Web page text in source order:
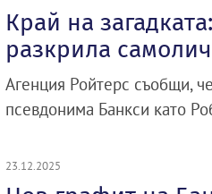
Край на
разкрила
Агенция Ройтерс съобщи,
псевдонима Банкси като
23.12.2025